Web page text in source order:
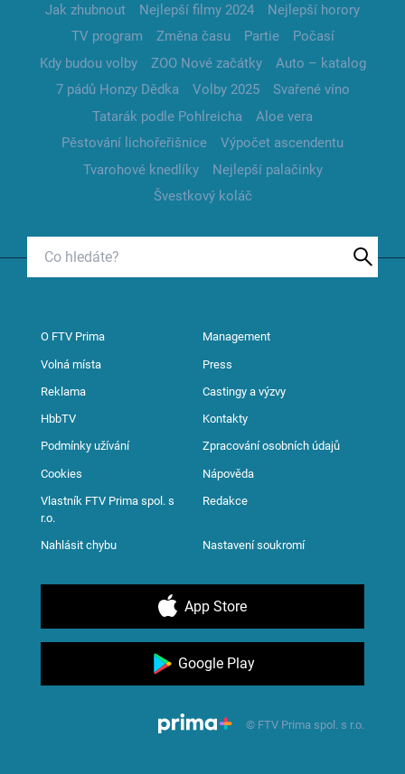
Jak zhubnout Nejlepší filmy 2024
Nejlepší horory
TV program
Změna času Partie
Počasí
Kdy budou volby
ZOO Nové začátky
Auto – katalog
7 pádů Honzy Dědka
Volby 2025
Svařené víno
Tatarák podle Pohlreicha
Aloe vera
Pěstování lichořeřišnice
Výpočet ascendentu
Tvarohové knedlíky
Nejlepší palačinky
Švestkový koláč
O FTV Prima Management
Volná místa Press
Reklama Castingy a výzvy
HbbTV Kontakty
Podmínky užívání Zpracování osobních údajů
Cookies Nápověda
Vlastník FTV Prima spol. s
r.o.
Redakce
Nahlásit chybu Nastavení soukromí
App Store
Google Play
© FTV Prima spol. s r.o.